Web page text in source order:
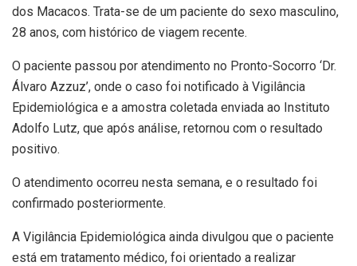
dos Macacos. Trata-se de um paciente do sexo masculino,
28 anos, com histórico de viagem recente.
O paciente passou por atendimento no Pronto-Socorro ‘Dr.
Álvaro Azzuz’, onde o caso foi notificado à Vigilância
Epidemiológica e a amostra coletada enviada ao Instituto
Adolfo Lutz, que após análise, retornou com o resultado
positivo.
O atendimento ocorreu nesta semana, e o resultado foi
confirmado posteriormente.
A Vigilância Epidemiológica ainda divulgou que o paciente
está em tratamento médico, foi orientado a realizar